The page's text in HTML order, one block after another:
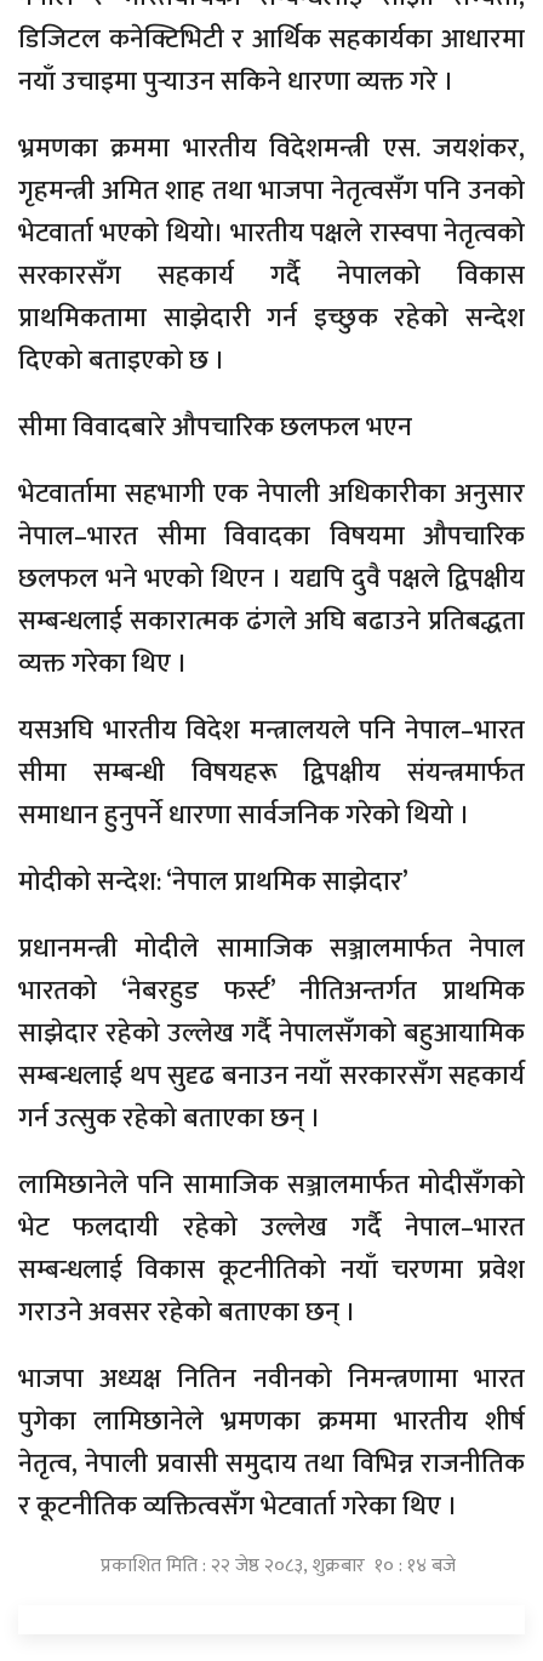
डिजिटल कनेक्टिभिटी र आर्थिक सहकार्यका आधारमा
नयाँ उचाइमा पुर्‍याउन सकिने धारणा व्यक्त गरे ।
भ्रमणका क्रममा भारतीय विदेशमन्त्री एस. जयशंकर,
गृहमन्त्री अमित शाह तथा भाजपा नेतृत्वसँग पनि उनको
भेटवार्ता भएको थियो। भारतीय पक्षले रास्वपा नेतृत्वको
सरकारसँग सहकार्य गर्दै नेपालको विकास
प्राथमिकतामा साझेदारी गर्न इच्छुक रहेको सन्देश
दिएको बताइएको छ ।
सीमा विवादबारे औपचारिक छलफल भएन
भेटवार्तामा सहभागी एक नेपाली अधिकारीका अनुसार
नेपाल–भारत सीमा विवादका विषयमा औपचारिक
छलफल भने भएको थिएन । यद्यपि दुवै पक्षले द्विपक्षीय
सम्बन्धलाई सकारात्मक ढंगले अघि बढाउने प्रतिबद्धता
व्यक्त गरेका थिए ।
यसअघि भारतीय विदेश मन्त्रालयले पनि नेपाल–भारत
सीमा सम्बन्धी विषयहरू द्विपक्षीय संयन्त्रमार्फत
समाधान हुनुपर्ने धारणा सार्वजनिक गरेको थियो ।
मोदीको सन्देश: ‘नेपाल प्राथमिक साझेदार’
प्रधानमन्त्री मोदीले सामाजिक सञ्जालमार्फत नेपाल
भारतको ‘नेबरहुड फर्स्ट’ नीतिअन्तर्गत प्राथमिक
साझेदार रहेको उल्लेख गर्दै नेपालसँगको बहुआयामिक
सम्बन्धलाई थप सुदृढ बनाउन नयाँ सरकारसँग सहकार्य
गर्न उत्सुक रहेको बताएका छन् ।
लामिछानेले पनि सामाजिक सञ्जालमार्फत मोदीसँगको
भेट फलदायी रहेको उल्लेख गर्दै नेपाल–भारत
सम्बन्धलाई विकास कूटनीतिको नयाँ चरणमा प्रवेश
गराउने अवसर रहेको बताएका छन् ।
भाजपा अध्यक्ष नितिन नवीनको निमन्त्रणामा भारत
पुगेका लामिछानेले भ्रमणका क्रममा भारतीय शीर्ष
नेतृत्व, नेपाली प्रवासी समुदाय तथा विभिन्न राजनीतिक
र कूटनीतिक व्यक्तित्वसँग भेटवार्ता गरेका थिए ।
प्रकाशित मिति : २२ जेष्ठ २०८३, शुक्रबार १० : १४ बजे